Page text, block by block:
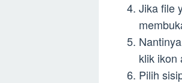
Jika file
klik ikon
Pilih